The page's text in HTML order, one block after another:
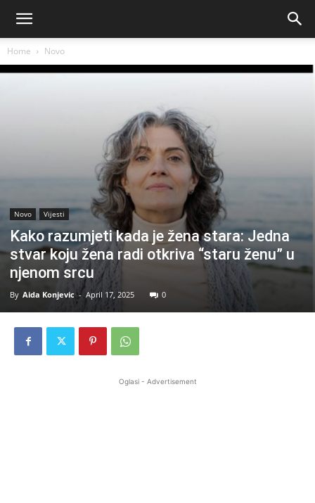
Home Novo
Novo Vijesti
Kako razumjeti kada je žena stara: Jedna
stvar koju žena radi otkriva “staru ženu” u
njenom srcu
By Aida Konjevic - April 17, 2025 0
Oglasi - Advertisement